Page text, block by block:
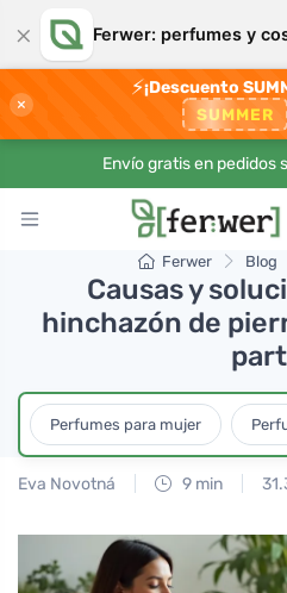
× Ferwer: perfumes y
×
⚡¡Descuento
SUMMER
Envío gratis en pedidos
Ferwer Blog
Causas y
hinchazón de
Perfumes para mujer
Eva Novotná 9 min